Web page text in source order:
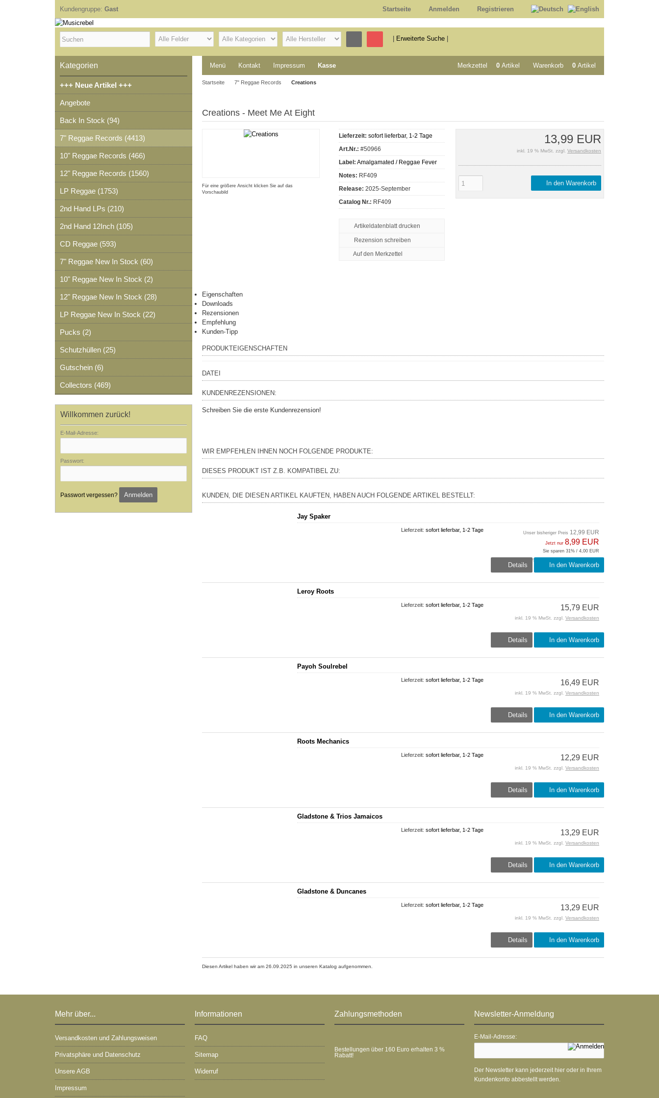
Kundengruppe: Gast Registrieren
Anmelden
Startseite
Erweiterte Suche
Menü Kontakt Impressum Kasse Warenkorb 0 Artikel
Merkzettel 0 Artikel
Startseite 7" Reggae Records Creations
Creations - Meet Me At Eight
Für eine größere Ansicht klicken Sie auf das
Vorschaubild
Lieferzeit: sofort lieferbar, 1-2 Tage
Art.Nr.: #50966
Label: Amalgamated / Reggae Fever
Notes: RF409
Release: 2025-September
Catalog Nr.: RF409
Artikeldatenblatt drucken
Rezension schreiben
13,99 EUR
inkl. 19 % MwSt. zzgl. Versandkosten
In den Warenkorb
Eigenschaften
Downloads
Rezensionen
Empfehlung
Kunden-Tipp
PRODUKTEIGENSCHAFTEN
DATEI
KUNDENREZENSIONEN:
Schreiben Sie die erste Kundenrezension!
WIR EMPFEHLEN IHNEN NOCH FOLGENDE PRODUKTE:
DIESES PRODUKT IST Z.B. KOMPATIBEL ZU:
KUNDEN, DIE DIESEN ARTIKEL KAUFTEN, HABEN AUCH FOLGENDE ARTIKEL BESTELLT:
Jay Spaker
Lieferzeit: sofort lieferbar, 1-2 Tage Unser bisheriger Preis 12,99 EUR
Jetzt nur 8,99 EUR
Sie sparen 31% / 4,00 EUR
inkl. 19 % MwSt. zzgl.
Details In den Warenkorb
Leroy Roots
Lieferzeit: sofort lieferbar, 1-2 Tage 15,79 EUR
inkl. 19 % MwSt. zzgl. Versandkosten
Details In den Warenkorb
Payoh Soulrebel
Lieferzeit: sofort lieferbar, 1-2 Tage 16,49 EUR
inkl. 19 % MwSt. zzgl. Versandkosten
Details In den Warenkorb
Roots Mechanics
Lieferzeit: sofort lieferbar, 1-2 Tage 12,29 EUR
inkl. 19 % MwSt. zzgl. Versandkosten
Details In den Warenkorb
Gladstone & Trios Jamaicos
Lieferzeit: sofort lieferbar, 1-2 Tage 13,29 EUR
inkl. 19 % MwSt. zzgl. Versandkosten
Details In den Warenkorb
Gladstone & Duncanes
Lieferzeit: sofort lieferbar, 1-2 Tage 13,29 EUR
inkl. 19 % MwSt. zzgl. Versandkosten
Details In den Warenkorb
Diesen Artikel haben wir am 26.09.2025 in unseren Katalog aufgenommen.
Kategorien
+++ Neue Artikel +++
Angebote
Back In Stock (94)
7" Reggae Records (4413)
10" Reggae Records (466)
12" Reggae Records (1560)
LP Reggae (1753)
2nd Hand LPs (210)
2nd Hand 12Inch (105)
CD Reggae (593)
7" Reggae New In Stock (60)
10" Reggae New In Stock (2)
12" Reggae New In Stock (28)
LP Reggae New In Stock (22)
Pucks (2)
Schutzhüllen (25)
Gutschein (6)
Collectors (469)
Willkommen zurück!
E-Mail-Adresse:
Passwort:
Passwort vergessen? Anmelden
Mehr über...
Versandkosten und Zahlungsweisen
Privatsphäre und Datenschutz
Unsere AGB
Impressum
Informationen
FAQ
Sitemap
Widerruf
Zahlungsmethoden
Bestellungen über 160 Euro erhalten 3 %
Rabatt!
Newsletter-Anmeldung
E-Mail-Adresse:
Der Newsletter kann jederzeit hier oder in Ihrem
Kundenkonto abbestellt werden.